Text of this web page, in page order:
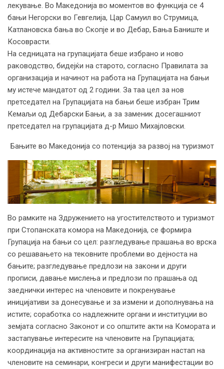
лекување. Во Македонија во моментов во функција се 4
бањи Негорски во Гевгелија, Цар Самуил во Струмица,
Катлановска бања во Скопје и во Дебар, Бања Баниште и
Косоврасти.
На седницата на групацијата беше избрано и ново
раководство, бидејќи на старото, согласно Правилата за
организација и начинот на работа на Групацијата на бањи
му истече мандатот од 2 години. За таа цел за нов
претседател на Групацијата на бањи беше избран Трим
Кемаљи од Дебарски Бањи, а за заменик досегашниот
претседател на групацијата д-р Мишо Михајловски.
Бањите во Македонија со потенција за развој на туризмот
Во рамките на Здружението на угостителството и туризмот
при Стопанската комора на Македонија, се формира
Групација на бањи со цел: разгледување прашања во врска
со решавањето на тековните проблеми во дејноста на
бањите; разгледување предлози на закони и други
прописи, давање мислења и предлози по прашања од
заеднички интерес на членовите и покренување
иницијативи за донесување и за измени и дополнувања на
истите; соработка со надлежните органи и институции во
земјата согласно Законот и со општите акти на Комората и
застапување интересите на членовите на Групацијата;
координација на активностите за организиран настап на
членовите на семинари, конгреси и други манифестации во